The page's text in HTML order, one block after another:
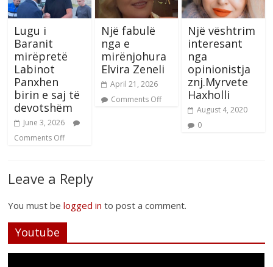
Lugu i
Baranit
mirëpretë
Labinot
Panxhen
birin e saj të
devotshëm
June 3, 2026
Comments Off
Një fabulë
nga e
mirënjohura
Elvira Zeneli
April 21, 2026
Comments Off
Një vështrim
interesant
nga
opinionistja
znj.Myrvete
Haxholli
August 4, 2020
0
Leave a Reply
You must belogged in to post a comment.
Youtube